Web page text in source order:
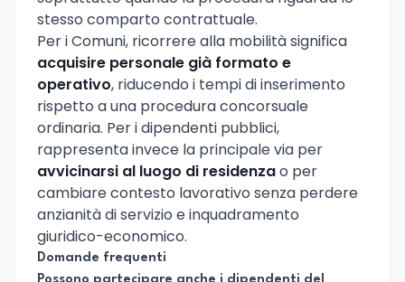
stesso comparto contrattuale.
Per i Comuni, ricorrere alla mobilità significa
acquisire personale già formato e
operativo, riducendo i tempi di inserimento
rispetto a una procedura concorsuale
ordinaria. Per i dipendenti pubblici,
rappresenta invece la principale via per
avvicinarsi al luogo di residenzao per
cambiare contesto lavorativo senza perdere
anzianità di servizio e inquadramento
giuridico-economico.
Domande frequenti